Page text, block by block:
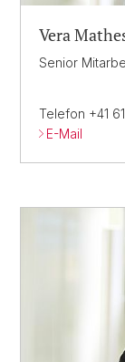
Vera
Senior
Telefon +41
E-Mail